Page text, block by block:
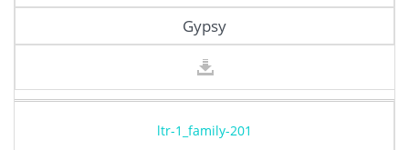
Gypsy
ltr-1_family-201